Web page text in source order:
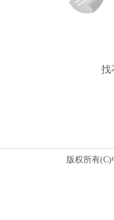
找
版权所有(C)